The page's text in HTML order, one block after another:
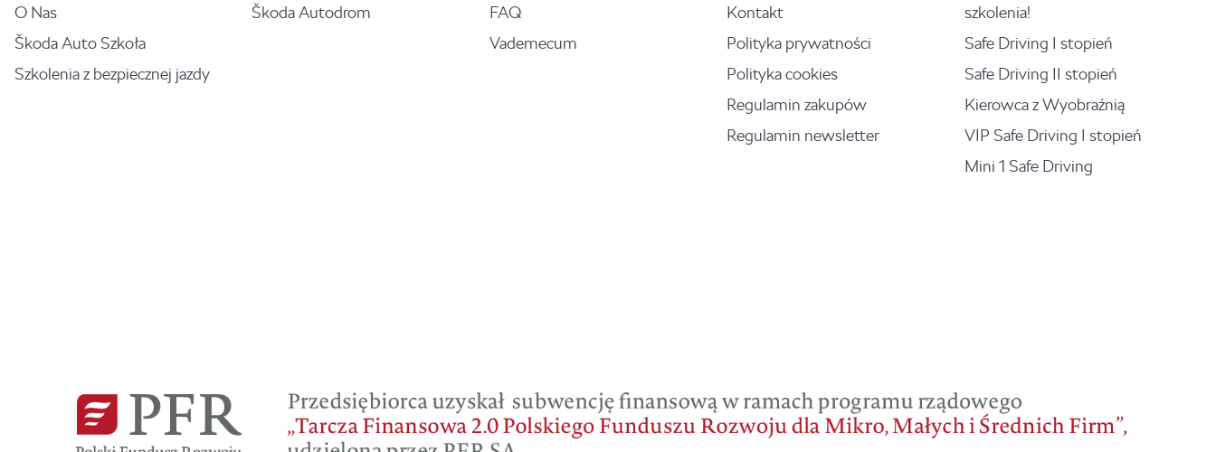
O Nas
Škoda Auto Szkoła
Szkolenia z bezpiecznej jazdy
Škoda Autodrom
FAQ
Vademecum
Kontakt
Polityka prywatności
Polityka cookies
Regulamin zakupów
Regulamin newsletter
szkolenia!
Safe Driving I stopień
Safe Driving II stopień
Kierowca z Wyobraźnią
VIP Safe Driving I stopień
Mini 1 Safe Driving